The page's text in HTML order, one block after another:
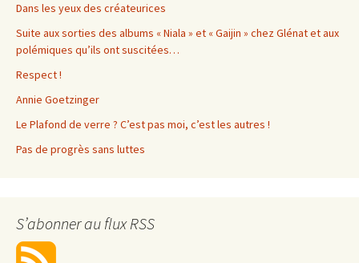
Dans les yeux des créateurices
Suite aux sorties des albums « Niala » et « Gaijin » chez Glénat et aux
polémiques qu’ils ont suscitées…
Respect !
Annie Goetzinger
Le Plafond de verre ? C’est pas moi, c’est les autres !
Pas de progrès sans luttes
S’abonner au flux RSS